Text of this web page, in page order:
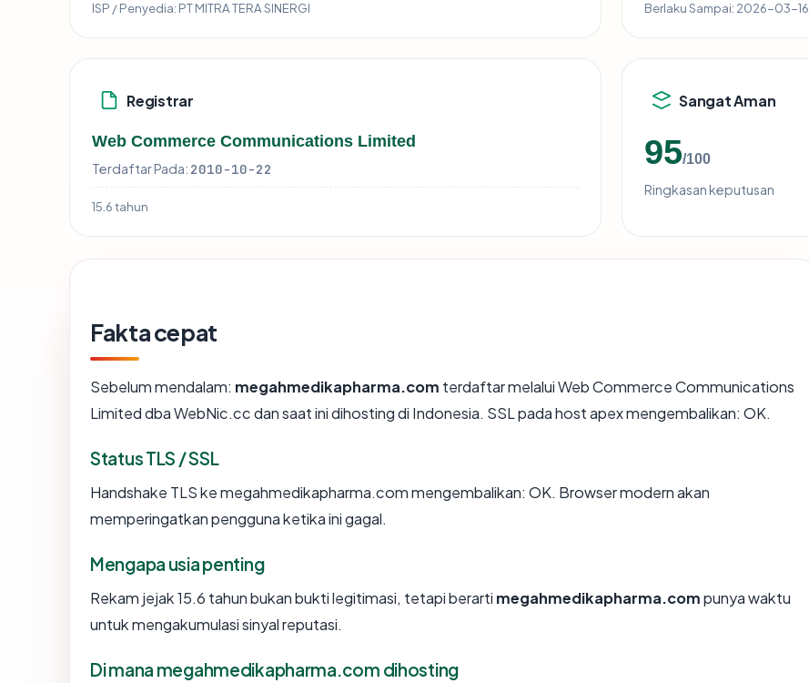
ISP / Penyedia: PT MITRA TERA SINERGI Berlaku Sampai: 2026-03-16
Registrar
Web Commerce Communications Limited
Terdaftar Pada: 2010-10-22
15.6 tahun
Sangat Aman
95/100
Ringkasan keputusan
Fakta cepat
Sebelum mendalam: megahmedikapharma.com terdaftar melalui Web Commerce Communications
Limited dba WebNic.cc dan saat ini dihosting di Indonesia. SSL pada host apex mengembalikan: OK.
Status TLS / SSL
Handshake TLS ke megahmedikapharma.com mengembalikan: OK. Browser modern akan
memperingatkan pengguna ketika ini gagal.
Mengapa usia penting
Rekam jejak 15.6 tahun bukan bukti legitimasi, tetapi berarti megahmedikapharma.compunya waktu
untuk mengakumulasi sinyal reputasi.
Di mana megahmedikapharma.com dihosting